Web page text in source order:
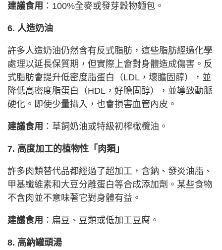
建議食用 ：100%全麥或發芽穀物麵包。
6. 人造奶油
許多人造奶油仍然含有反式脂肪，這些脂肪經過化學
處理以延長保質期，但實際上會對身體造成傷害。反
式脂肪會提升低密度脂蛋白（LDL，壞膽固醇），並
降低高密度脂蛋白（HDL，好膽固醇），並導致動脈
硬化。即使少量攝入，也會損害血管內皮。
建議食用 ：草飼奶油或特級初榨橄欖油。
7. 高度加工的植物性「肉類」
許多肉類替代品都經過了超加工，含鈉、發炎油脂、
甲基纖維素和大豆分離蛋白等合成添加劑。某些食物
不含肉並不意味著它對身體有益。
建議食用 ：扁豆、豆類或低加工豆腐。
8. 高鈉罐頭湯